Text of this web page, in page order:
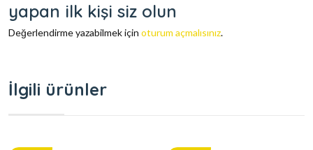
yapan ilk kişi siz olun
Değerlendirme yazabilmek için oturum açmalısınız.
İlgili ürünler